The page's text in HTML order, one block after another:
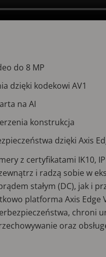
do 8 MP
dzięki kodekowi AV1
na AI
konstrukcja
dzięki Axis
z certyfikatami IK10,
i radzą sobie w
stałym (DC), jak i
platforma Axis
chroni
oraz